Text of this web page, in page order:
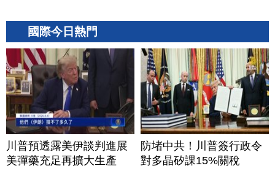
國際今日熱門
川普預透露美伊談判進展
美彈藥充足再擴大生產
防堵中共！川普簽行政令
對多晶矽課15%關稅